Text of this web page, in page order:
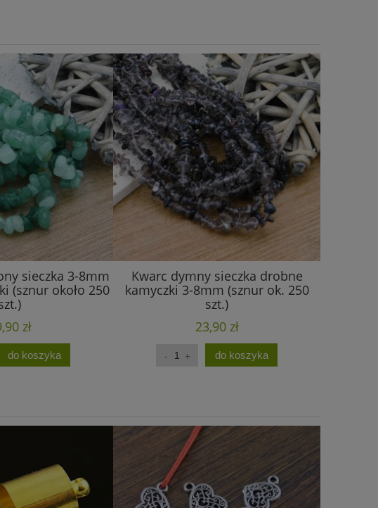
sieczka 3-8mm
(sznur około 250
zł
do koszyka
Kwarc dymny sieczka drobne
kamyczki 3-8mm (sznur ok. 250
szt.)
23,90 zł
do koszyka